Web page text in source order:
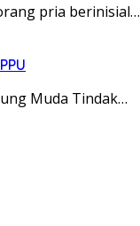
pria berinisial…
Muda Tindak…